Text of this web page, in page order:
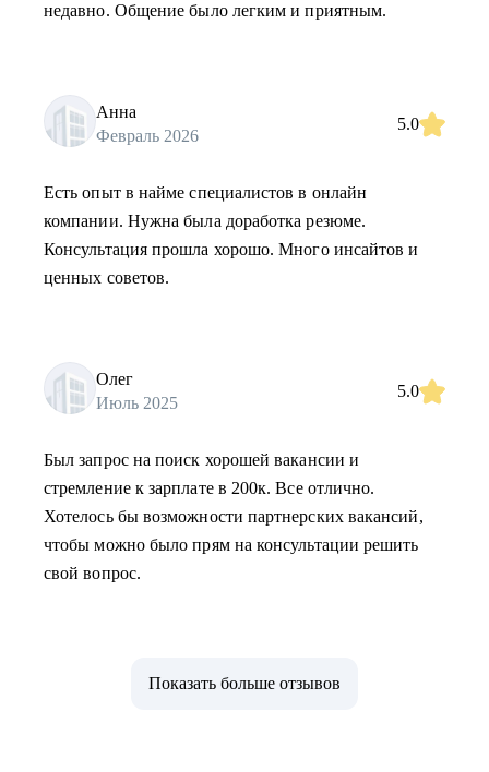
недавно. Общение было легким и приятным.
Анна
Февраль 2026
5.0
Есть опыт в найме специалистов в онлайн
компании. Нужна была доработка резюме.
Консультация прошла хорошо. Много инсайтов и
ценных советов.
Олег
Июль 2025
5.0
Был запрос на поиск хорошей вакансии и
стремление к зарплате в 200к. Все отлично.
Хотелось бы возможности партнерских вакансий,
чтобы можно было прям на консультации решить
свой вопрос.
Показать больше отзывов